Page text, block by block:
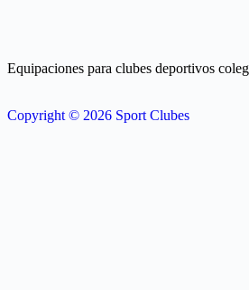
Equipaciones para clubes deportivos
Copyright © 2026 Sport Clubes